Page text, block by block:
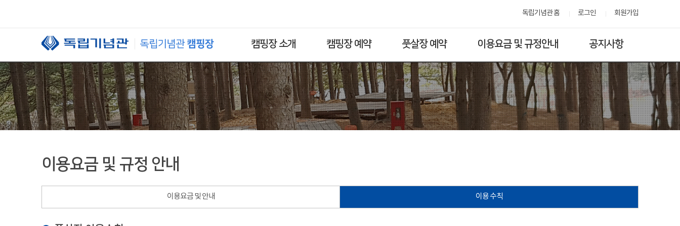
독립기념관 홈 로그인 회원가입
캠핑장 소개 캠핑장 예약 풋살장 예약 이용요금 및 규정안내 공지사항
이용요금 및 규정 안내
이용요금 및 안내 이용 수칙